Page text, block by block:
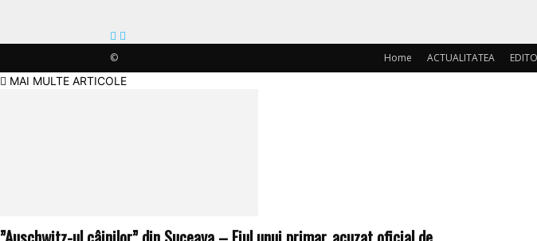
Home ACTUALITATEA
©
MAI MULTE ARTICOLE